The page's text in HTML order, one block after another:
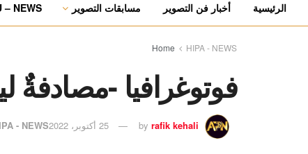
الرئيسية أخبار فن التصوير مسابقات التصوير – NEWS
Home HIPA - NEWS
فوتوغرافيا -
by rafik kehali 25 أكتوبر، 2022 - NEWS